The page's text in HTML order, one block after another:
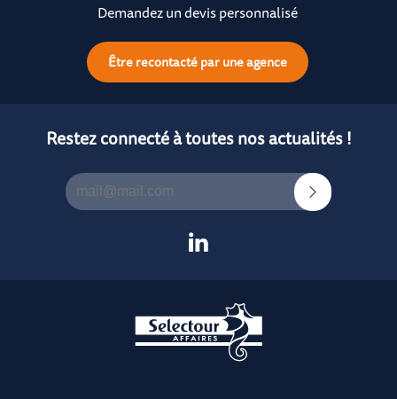
Demandez un devis personnalisé
Être recontacté par une agence
Restez connecté à toutes nos actualités !